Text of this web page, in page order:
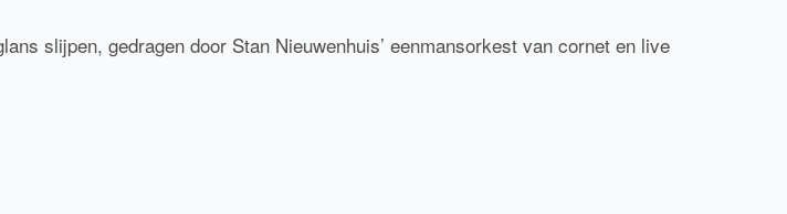
slijpen, gedragen door Stan Nieuwenhuis’ eenmansorkest van cornet en live